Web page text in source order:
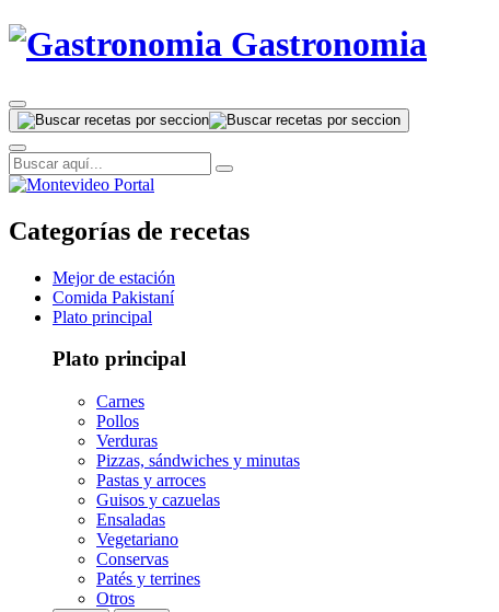
Gastronomia
Categorías de recetas
Mejor de estación
Comida Pakistaní
Plato principal
Plato principal
Carnes
Pollos
Verduras
Pizzas, sándwiches y minutas
Pastas y arroces
Guisos y cazuelas
Ensaladas
Vegetariano
Conservas
Patés y terrines
Otros